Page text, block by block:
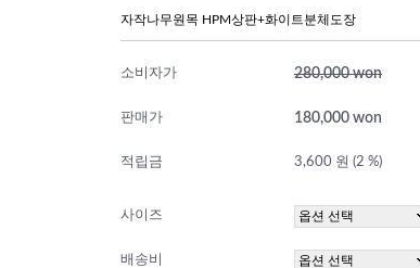
자작나무원목 HPM상판+화이트분체도장
소비자가 280,000 won
판매가 180,000 won
적립금 3,600 원 (2 %)
사이즈
배송비